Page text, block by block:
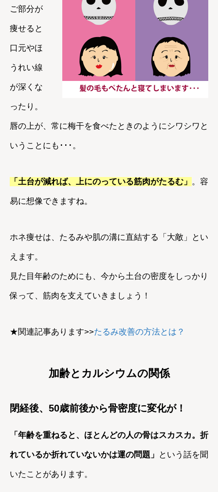
ご部分が
痩せると
口元やほ
うれい線
が深くな
ったり。
唇の上が、常に梅干を食べたときのようにシワシワと
いうことにも･･･。
「土台が減れば、上にのっている筋肉がたるむ」 。容
易に想像できますね。
ホネ痩せは、たるみや肌の溝に直結する「大敵」とい
えます。
見た目年齢のためにも、今から土台の密度をしっかり
保って、筋肉を支えていきましょう！
★関連記事あります>>たるみ改善の方法とは？
加齢とカルシウムの関係
閉経後、50歳前後から骨密度に変化が！
「年齢を重ねると、ほとんどの人の骨はスカスカ。折
れているか折れていないかは運の問題」 という話を聞
いたことがあります。